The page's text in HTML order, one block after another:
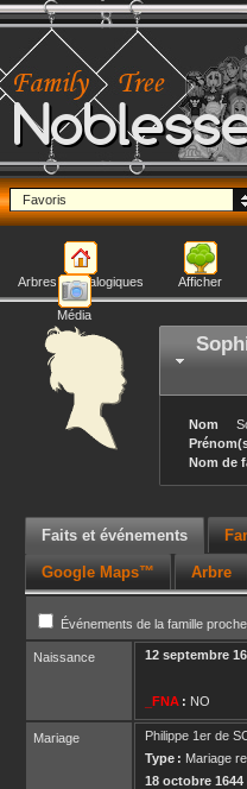
Favoris
Arbres généalogiques Afficher
Média
Nom
Nom de
Faits et événements
Google Maps™ Arbre
Événements de la famille proche
Naissance 12 septembre
_FNA : NO
Mariage Philippe 1er de
Type : Mariage
18 octobre 1644